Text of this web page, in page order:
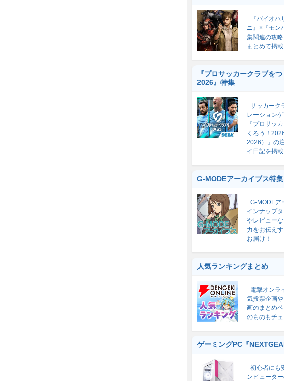
『バイオ
ニ』×『モン
集関連の攻
まとめて掲載
『プロサッカークラブをつ
2026』特集
サッカーク
レーション
『プロサッ
くろう！
2026）』の
イ日記を掲載
G-MODEアーカイブス特集
G-MODEア
インナップ
やレビュー
力をお伝え
お届け！
人気ランキングまとめ
電撃オンラ
気投票企画
画のまとめ
のものもチェ
ゲーミングPC『
初心者にも
ンピュータ